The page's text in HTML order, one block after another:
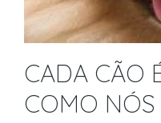
CADA CÃO
COMO NÓS